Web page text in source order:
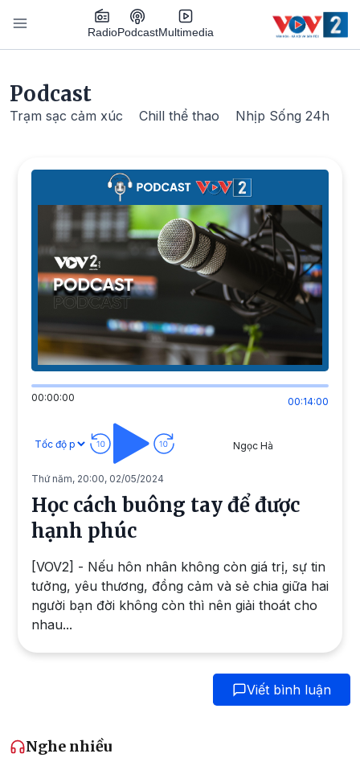
Nhảy đến nội dung
RadioPodcastMultimedia
Podcast
Trạm sạc cảm xúc Chill thể thao Nhịp Sống 24h
00:00:00 00:14:00
Ngọc Hà
Thứ năm, 20:00, 02/05/2024
Học cách buông tay để được
hạnh phúc
[VOV2] - Nếu hôn nhân không còn giá trị, sự tin
tưởng, yêu thương, đồng cảm và sẻ chia giữa hai
người bạn đời không còn thì nên giải thoát cho
nhau...
Viết bình luận
Nghe nhiều